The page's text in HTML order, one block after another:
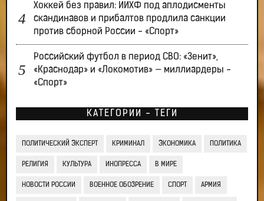
Хоккей без правил: ИИХФ под аплодисменты
скандинавов и прибалтов продлила санкции
против сборной России - «Спорт»
Российский футбол в период СВО: «Зенит»,
«Краснодар» и «Локомотив» — миллиардеры -
«Спорт»
КАТЕГОРИИ - ТЕГИ
ПОЛИТИЧЕСКИЙ ЭКСПЕРТ КРИМИНАЛ ЭКОНОМИКА ПОЛИТИКА
РЕЛИГИЯ КУЛЬТУРА ИНОПРЕССА В МИРЕ
НОВОСТИ РОССИИ ВОЕННОЕ ОБОЗРЕНИЕ СПОРТ АРМИЯ